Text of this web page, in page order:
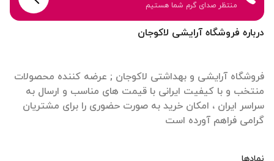
درباره فروشگاه آرایشی لاکوجان
فروشگاه آرایشی و بهداشتی لاکوجان ; عرضه کننده محصولات
منتخب و با کیفیت ایرانی با قیمت های مناسب و ارسال به
سراسر ایران ، امکان خرید به صورت حضوری را برای مشتریان
گرامی فراهم آورده است
منتظر صدای گرم شما هستیم